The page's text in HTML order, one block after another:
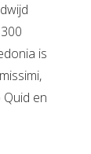
is
en